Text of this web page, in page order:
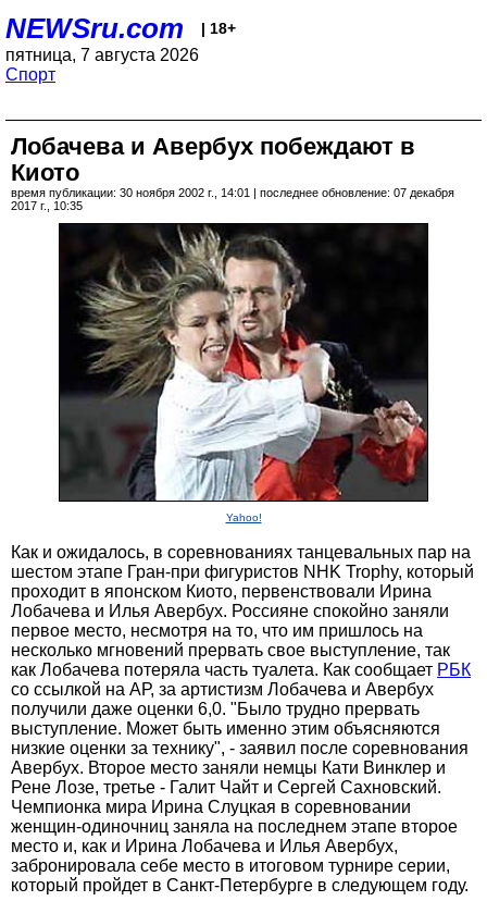
NEWSru.com | 18+
пятница, 7 августа 2026
Спорт
Лобачева и Авербух побеждают в
Киото
время публикации: 30 ноября 2002 г., 14:01 | последнее обновление: 07 декабря
2017 г., 10:35
Yahoo!
Как и ожидалось, в соревнованиях танцевальных пар на
шестом этапе Гран-при фигуристов NHK Trophy, который
проходит в японском Киото, первенствовали Ирина
Лобачева и Илья Авербух. Россияне спокойно заняли
первое место, несмотря на то, что им пришлось на
несколько мгновений прервать свое выступление, так
как Лобачева потеряла часть туалета. Как сообщает РБК
со ссылкой на АР, за артистизм Лобачева и Авербух
получили даже оценки 6,0. "Было трудно прервать
выступление. Может быть именно этим объясняются
низкие оценки за технику", - заявил после соревнования
Авербух. Второе место заняли немцы Кати Винклер и
Рене Лозе, третье - Галит Чайт и Сергей Сахновский.
Чемпионка мира Ирина Слуцкая в соревновании
женщин-одиночниц заняла на последнем этапе второе
место и, как и Ирина Лобачева и Илья Авербух,
забронировала себе место в итоговом турнире серии,
который пройдет в Санкт-Петербурге в следующем году.